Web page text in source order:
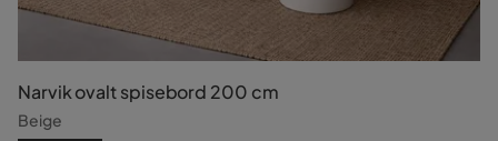
Narvik ovalt spisebord 200 cm
Beige